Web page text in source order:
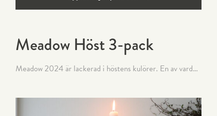
Meadow Höst 3-pack
Meadow 2024 är lackerad i höstens kulörer. En av vardera kulör i ett 3-pack. Finns även i klarlackad björk.